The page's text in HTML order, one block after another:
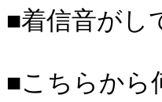
■着信音がし
■こちらから